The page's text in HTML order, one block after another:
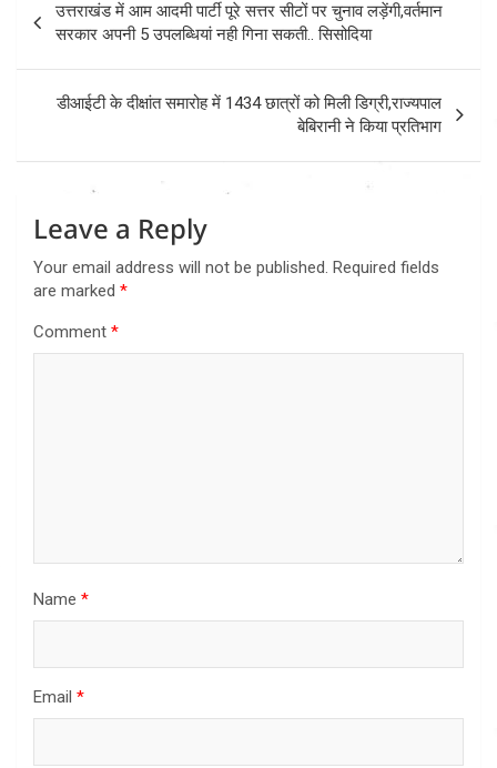
navigation
उत्तराखंड में आम आदमी पार्टी पूरे सत्तर सीटों पर चुनाव लड़ेंगी,वर्तमान
सरकार अपनी 5 उपलब्धियां नही गिना सकती.. सिसोदिया
डीआईटी के दीक्षांत समारोह में 1434 छात्रों को मिली डिग्री,राज्यपाल
बेबिरानी ने किया प्रतिभाग
Leave a Reply
Your email address will not be published. Required fields
are marked *
Comment *
Name *
Email *